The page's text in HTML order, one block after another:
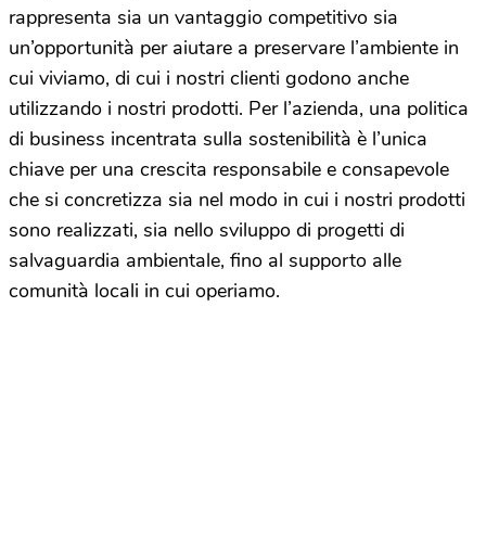
rappresenta sia un vantaggio competitivo sia
un’opportunità per aiutare a preservare l’ambiente in
cui viviamo, di cui i nostri clienti godono anche
utilizzando i nostri prodotti. Per l’azienda, una politica
di business incentrata sulla sostenibilità è l’unica
chiave per una crescita responsabile e consapevole
che si concretizza sia nel modo in cui i nostri prodotti
sono realizzati, sia nello sviluppo di progetti di
salvaguardia ambientale, fino al supporto alle
comunità locali in cui operiamo.